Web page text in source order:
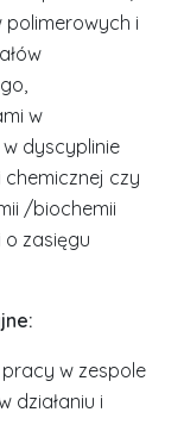
polimerowych i
w
dyscyplinie
chemicznej czy
/biochemii
zasięgu
w zespole
działaniu i